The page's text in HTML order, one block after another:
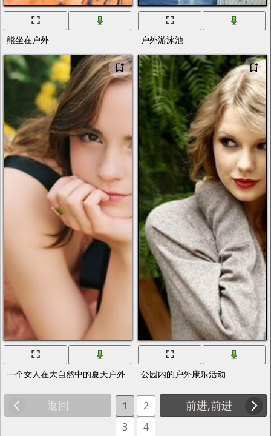
熊坐在户外 户外游泳池
一个女人在大自然中的夏天户外 公园内的户外康乐活动
返回 前进,前进
1
2
3
4